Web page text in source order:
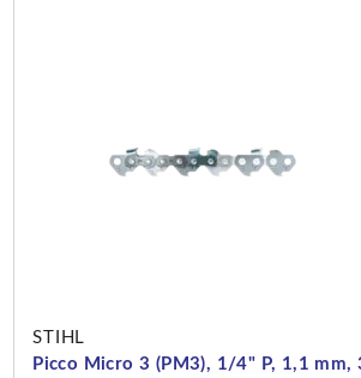
STIHL
Picco Micro 3 (PM3), 1/4" P, 1,1 mm,